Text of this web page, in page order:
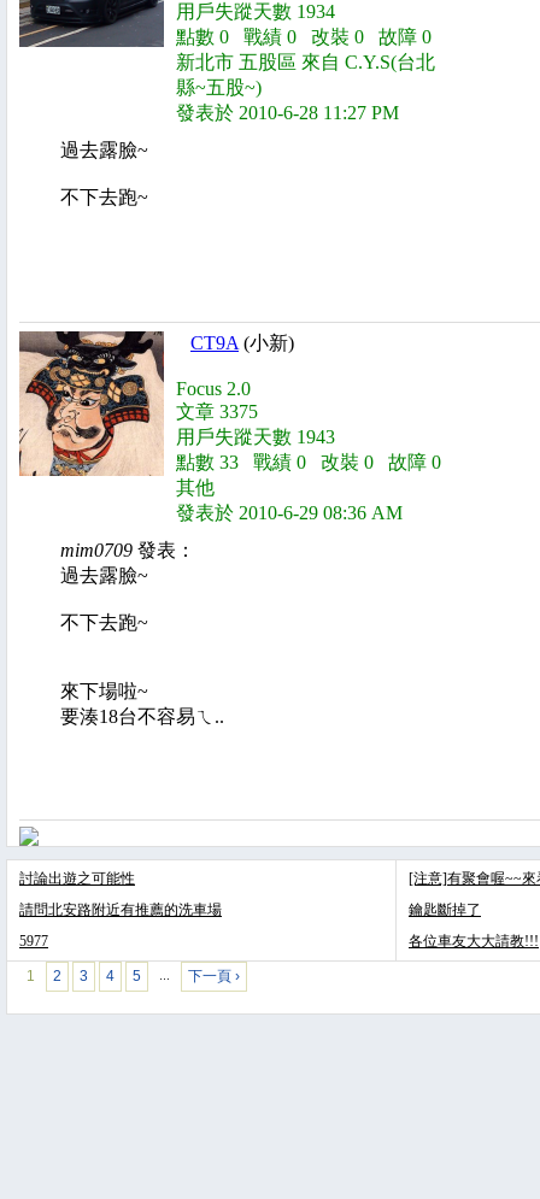
用戶失蹤天數 1934
點數 0 戰績 0 改裝 0 故障 0
新北市 五股區 來自 C.Y.S(台北
縣~五股~)
發表於 2010-6-28 11:27 PM
過去露臉~
不下去跑~
CT9A (小新)
Focus 2.0
文章 3375
用戶失蹤天數 1943
點數 33 戰績 0 改裝 0 故障 0
其他
發表於 2010-6-29 08:36 AM
mim0709 發表：
過去露臉~
不下去跑~
來下場啦~
要湊18台不容易ㄟ..
討論出遊之可能性
請問北安路附近有推薦的洗車場
5977
[注意]有聚會喔~~來
鑰匙斷掉了
各位車友大大請教!!!
1 2 3 4 5 … 下一頁 ›